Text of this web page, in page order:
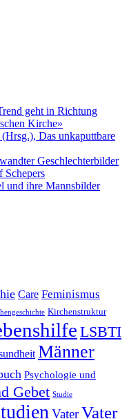
geht in Richtung
Kirche»
Das unkaputtbare
Geschlechterbilder
Schepers
und ihre Mannsbilder
Care Feminismus
Kirchenstruktur
LSBTI
Männer
Psychologie und
Gebet Studie
VaterVater